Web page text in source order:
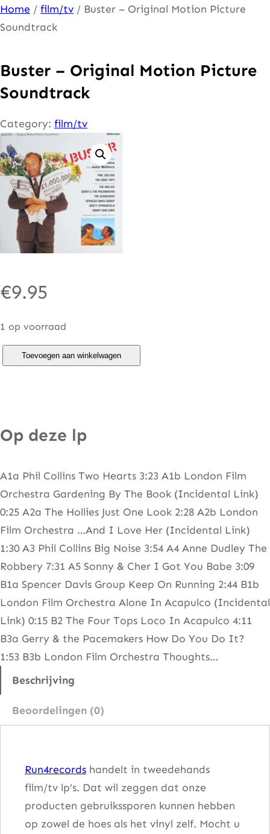
Ga
naar
inhoud
Home / film/tv / Buster – Original Motion Picture
Soundtrack
Buster – Original Motion Picture
Soundtrack
Category: film/tv
€9.95
1 op voorraad
r
O
r
i
g
i
n
a
l
M
o
t
o
Toevoegen aan winkelwagen
Op deze lp
A1a Phil Collins Two Hearts 3:23 A1b London Film
Orchestra Gardening By The Book (Incidental Link)
0:25 A2a The Hollies Just One Look 2:28 A2b London
Film Orchestra …And I Love Her (Incidental Link)
1:30 A3 Phil Collins Big Noise 3:54 A4 Anne Dudley The
Robbery 7:31 A5 Sonny & Cher I Got You Babe 3:09
B1a Spencer Davis Group Keep On Running 2:44 B1b
London Film Orchestra Alone In Acapulco (Incidental
Link) 0:15 B2 The Four Tops Loco In Acapulco 4:11
B3a Gerry & the Pacemakers How Do You Do It?
1:53 B3b London Film Orchestra Thoughts…
Beschrijving
Beoordelingen (0)
Run4records handelt in tweedehands
film/tv lp’s. Dat wil zeggen dat onze
producten gebruikssporen kunnen hebben
op zowel de hoes als het vinyl zelf. Mocht u